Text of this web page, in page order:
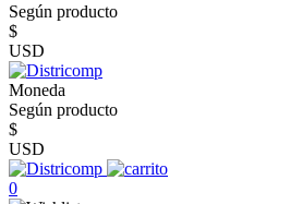
Según producto
$
USD
Moneda
Según producto
$
USD
0